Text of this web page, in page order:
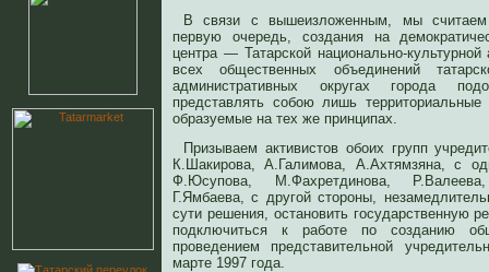
В связи с вышеизложенным, мы
первую очередь, создания на
центра — Татарской национально-
всех общественных объединений
административных округах города
представлять собою лишь
образуемые на тех же принципах.
Призываем активистов обоих групп
К.Шакирова, А.Галимова, А.Ахтямзяна, с
Ф.Юсупова, М.Фахретдинова,
Г.Ямбаева, с другой стороны,
сути решения, остановить государственную
подключиться к работе по созданию
проведением представительной
марте 1997 года.